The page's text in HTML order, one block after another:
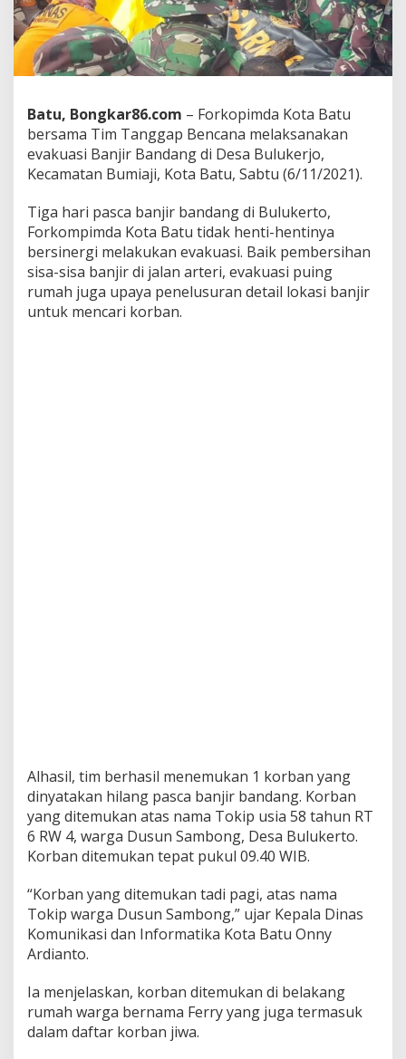
B
a
t
u
K
m
b
a
l
i
m
u
k
a
J
e
Batu, Bongkar86.com – Forkopimda Kota Batu
bersama Tim Tanggap Bencana melaksanakan
evakuasi Banjir Bandang di Desa Bulukerjo,
Kecamatan Bumiaji, Kota Batu, Sabtu (6/11/2021).
Tiga hari pasca banjir bandang di Bulukerto,
Forkompimda Kota Batu tidak henti-hentinya
bersinergi melakukan evakuasi. Baik pembersihan
sisa-sisa banjir di jalan arteri, evakuasi puing
rumah juga upaya penelusuran detail lokasi banjir
untuk mencari korban.
Alhasil, tim berhasil menemukan 1 korban yang
dinyatakan hilang pasca banjir bandang. Korban
yang ditemukan atas nama Tokip usia 58 tahun RT
6 RW 4, warga Dusun Sambong, Desa Bulukerto.
Korban ditemukan tepat pukul 09.40 WIB.
“Korban yang ditemukan tadi pagi, atas nama
Tokip warga Dusun Sambong,” ujar Kepala Dinas
Komunikasi dan Informatika Kota Batu Onny
Ardianto.
Ia menjelaskan, korban ditemukan di belakang
rumah warga bernama Ferry yang juga termasuk
dalam daftar korban jiwa.